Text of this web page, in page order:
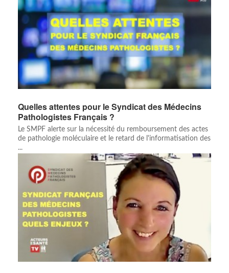
Quelles attentes pour le Syndicat des Médecins
Pathologistes Français ?
Le SMPF alerte sur la nécessité du remboursement des actes
de pathologie moléculaire et le retard de l'informatisation des
...